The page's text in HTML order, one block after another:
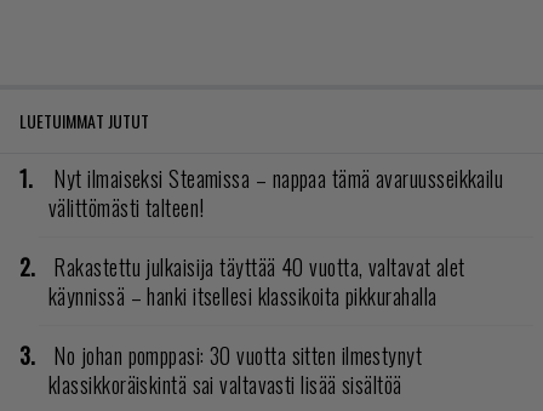
LUETUIMMAT JUTUT
Nyt ilmaiseksi Steamissa – nappaa tämä avaruusseikkailu
välittömästi talteen!
Rakastettu julkaisija täyttää 40 vuotta, valtavat alet
käynnissä – hanki itsellesi klassikoita pikkurahalla
No johan pomppasi: 30 vuotta sitten ilmestynyt
klassikkoräiskintä sai valtavasti lisää sisältöä